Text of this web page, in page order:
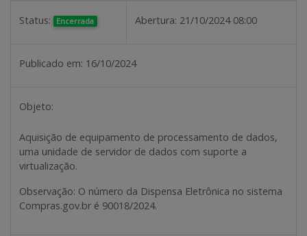
Status: Encerrada Abertura: 21/10/2024 08:00
Publicado em: 16/10/2024
Objeto:
Aquisição de equipamento de processamento de dados,
uma unidade de servidor de dados com suporte a
virtualização.
Observação: O número da Dispensa Eletrônica no sistema
Compras.gov.br é 90018/2024.